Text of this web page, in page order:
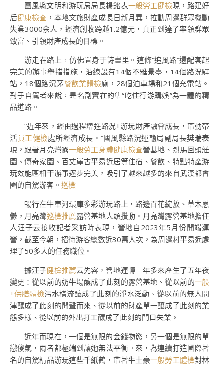
團風縣文明和游玩局局長楊銘表一般勞工健檢現，路建好
后健康檢查 ，本地文旅財產成長日新月異，拉動周邊群眾機動
失業3000余人，經濟創收跨越1.2億元，真正到達了率領群眾
致富、引領財產成長的目標。
游走在路上，仿佛置身于詩畫里。這條“追風路”還配套起
完美的辦事舉措措施，沿線設有14個不雅景臺，14個路況驛
站，18個路況茅餐飲業體檢廁，28個泊車場和21個充電站。
對于自駕者來說，是名副實在的集“吃住行游購娛”為一體的精
品道路。
“近年來，經由過程增進路況+游玩財產融會成長，帶動帶
活員工健檢處所經濟成長。”團風縣路況運輸局副局長樊瑞表
現，跟著月亮灣露一般勞工身體健康檢查營基地、烈馬回頭莊
園、傳奇家園、百丈崖古平易近居等住宿、餐飲、特點特產游
玩效能區相干辦事逐步完美，吸引了越來越多的來自武漢都會
圈的自駕游客。 巡檢
暢行在牛車河環庫多彩游玩路上，路邊百花綻放、草木蔥
鬱，月亮灣巡檢推薦露營基地人頭攢動。月亮灣露營基地擔任
人汪子云接收記者采訪時表現，營地自2023年5月份開端運
營，截至今朝，招待游客總數近30萬人次，為周邊村平易近處
理了50多人的任務職位。
據汪子健檢推薦云先容，營地運轉一年多來產生了五年夜
變更：從以前的奶牛場釀成了此刻的露營基地、從以前的一般
+供膳體檢污水橫流釀成了此刻的淨水泛動、從以前的無人問
津釀成了此刻的聞聲而來、從以前的財產單一釀成了此刻的業
態多樣、從以前的外出打工釀成了此刻的門口失業。
近年而現在，一個是無限的金錢物慾，另一個是無限的單
戀傻氣，兩者都極端到讓她無法平衡。來，為連續打造國際著
名的自駕精品游玩這些千紙鶴，帶著牛土豪一般勞工體檢對林